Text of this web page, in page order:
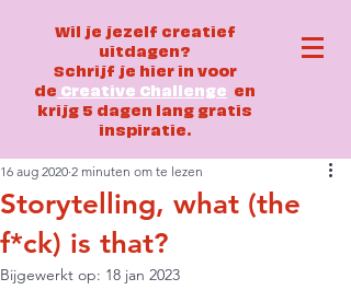
Wil je jezelf creatief
uitdagen?
Schrijf je hier in voor
de Creative Challenge en
krijg 5 dagen lang gratis
inspiratie.
Storytelling, what (the
f*ck) is that?
16 aug 2020 2 minuten om te lezen
Bijgewerkt op: 18 jan 2023